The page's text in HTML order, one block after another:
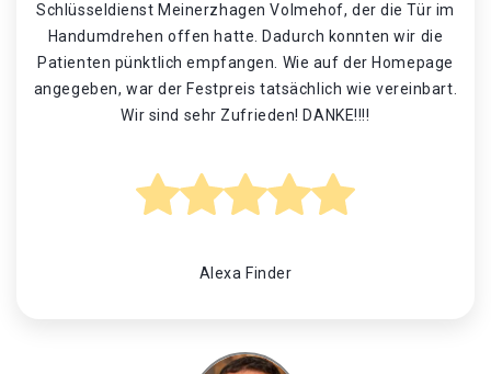
Schlüsseldienst Meinerzhagen Volmehof, der die Tür im
Handumdrehen offen hatte. Dadurch konnten wir die
Patienten pünktlich empfangen. Wie auf der Homepage
angegeben, war der Festpreis tatsächlich wie vereinbart.
Wir sind sehr Zufrieden! DANKE!!!!
Alexa Finder